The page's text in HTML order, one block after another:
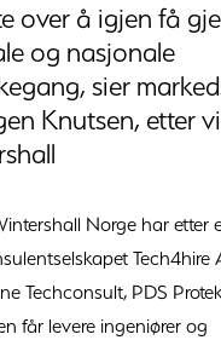
over å igjen få
og nasjonale
sier
Knutsen, etter
Norge har etter
Tech4hire
Techconsult, PDS
får levere ingeniører og